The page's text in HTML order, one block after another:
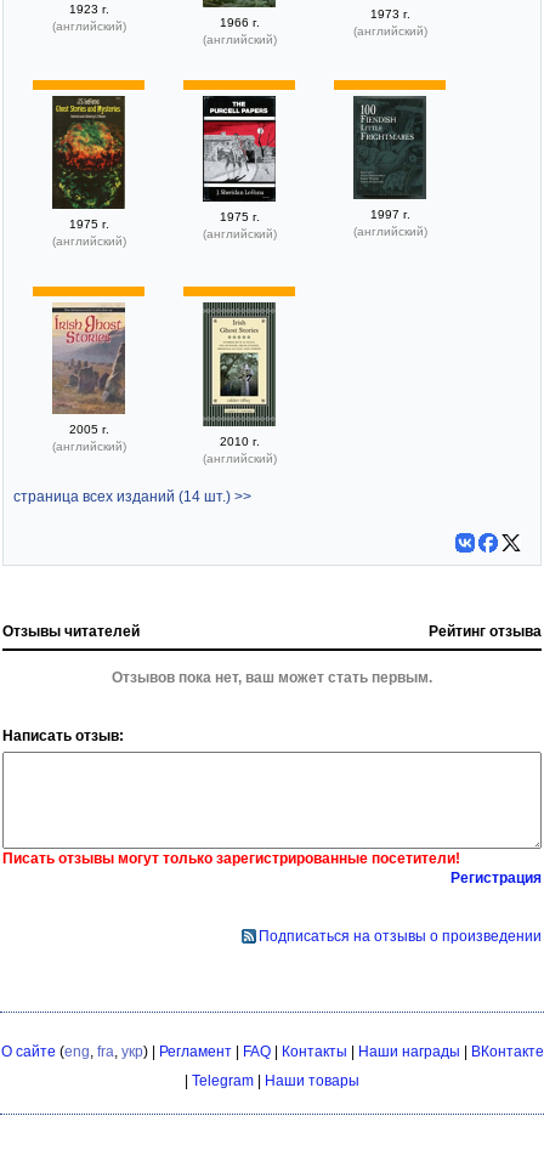
1923 г.
(английский)
1966 г.
(английский)
1973 г.
(английский)
1975 г.
(английский)
1975 г.
(английский)
1997 г.
(английский)
2005 г.
(английский)
2010 г.
(английский)
страница всех изданий (14 шт.) >>
Отзывы читателей Рейтинг отзыва
Отзывов пока нет, ваш может стать первым.
Написать отзыв:
Писать отзывы могут только зарегистрированные посетители!
Регистрация
Подписаться на отзывы о произведении
О сайте (eng fra укр) | Регламент| FAQ| Контакты | Наши награды | ВКонтакте
| Telegram | Наши товары